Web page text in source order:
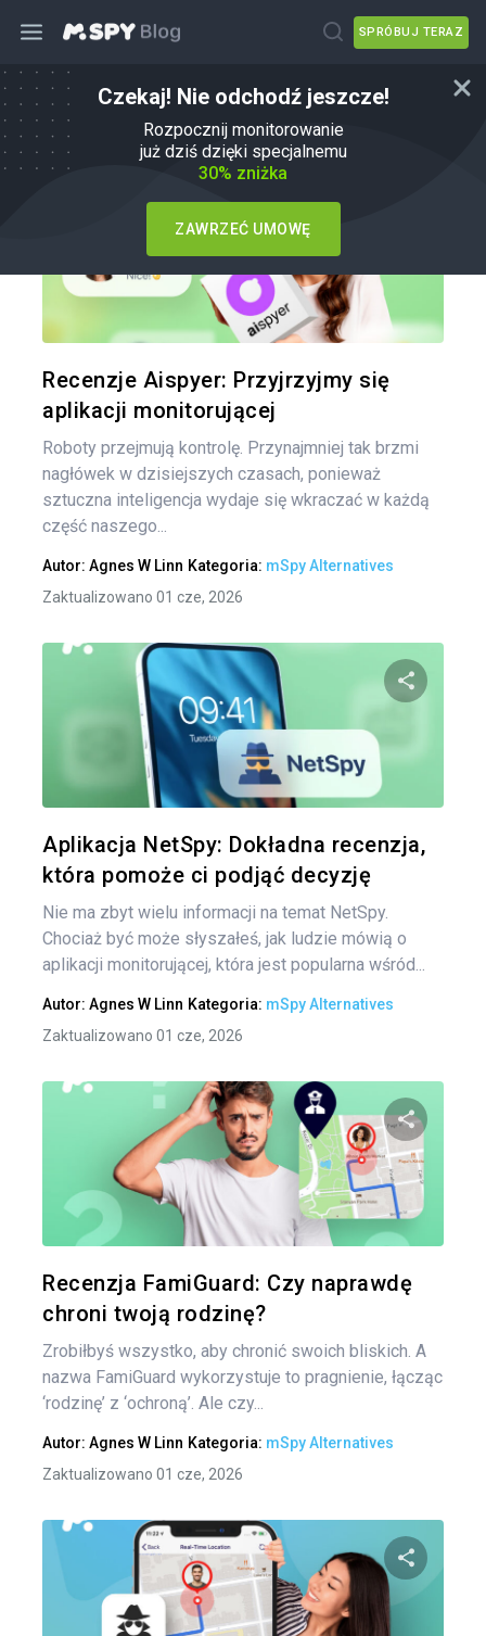
SPRÓBUJ TERAZ
Czekaj! Nie odchodź jeszcze!
Rozpocznij monitorowanie
już dziś dzięki specjalnemu
30% zniżka
ZAWRZEĆ UMOWĘ
mSpy Alternatywy
Recenzje Aispyer: Przyjrzyjmy się
aplikacji monitorującej
Roboty przejmują kontrolę. Przynajmniej tak brzmi
nagłówek w dzisiejszych czasach, ponieważ
sztuczna inteligencja wydaje się wkraczać w każdą
część naszego...
Autor: Agnes W Linn Kategoria: mSpy Alternatives
Zaktualizowano 01 cze, 2026
Aplikacja NetSpy: Dokładna recenzja,
która pomoże ci podjąć decyzję
Nie ma zbyt wielu informacji na temat NetSpy.
Chociaż być może słyszałeś, jak ludzie mówią o
aplikacji monitorującej, która jest popularna wśród...
Autor: Agnes W Linn Kategoria: mSpy Alternatives
Zaktualizowano 01 cze, 2026
Recenzja FamiGuard: Czy naprawdę
chroni twoją rodzinę?
Zrobiłbyś wszystko, aby chronić swoich bliskich. A
nazwa FamiGuard wykorzystuje to pragnienie, łącząc
‘rodzinę’ z ‘ochroną’. Ale czy...
Autor: Agnes W Linn Kategoria: mSpy Alternatives
Zaktualizowano 01 cze, 2026